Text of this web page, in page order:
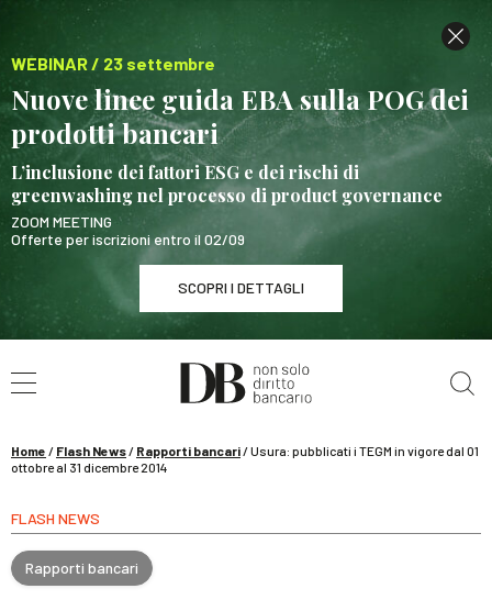
WEBINAR / 23 settembre
Nuove linee guida EBA sulla POG dei
prodotti bancari
L’inclusione dei fattori ESG e dei rischi di
greenwashing nel processo di product governance
ZOOM MEETING
Offerte per iscrizioni entro il 02/09
SCOPRI I DETTAGLI
WEBINAR / 23 settembre
Nuove linee guida EBA sulla POG dei prodotti
SCOPRI I DETTAGLI
Home / Flash News/ Rapporti bancari/Usura: pubblicati i TEGM in vigore dal 01
ottobre al 31 dicembre 2014
FLASH NEWS
Rapporti bancari